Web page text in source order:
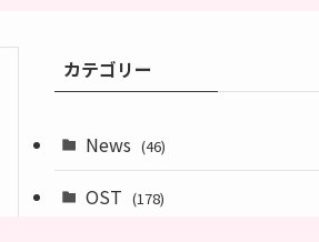
カテゴリー
News (46)
OST (178)